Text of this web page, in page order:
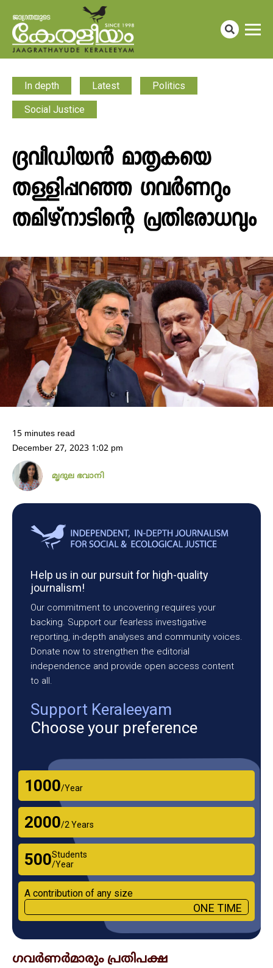
In depth Latest Politics
Social Justice
ദ്രവീഡിയൻ മാതൃകയെ
തള്ളിപ്പറഞ്ഞ ​ഗവർണറും
തമിഴ്നാടിന്റെ പ്രതിരോധവും
15 minutes read
December 27, 2023 1:02 pm
മൃദുല ഭവാനി
Help us in our pursuit for high-quality
journalism!
Our commitment to uncovering requires your
backing. Support our fearless investigative
reporting, in-depth analyses and community voices.
Donate now to strengthen the editorial
independence and provide open access content
to all.
Support Keraleeyam
Choose your preference
₹1000/Year
₹2000/2 Years
₹500Students
/Year
A contribution of any size
ONE TIME
ഗവർണർമാരും പ്രതിപക്ഷ